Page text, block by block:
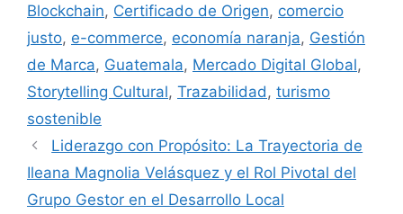
Blockchain, Certificado de Origen, comercio
justo, e-commerce, economía naranja, Gestión
de Marca, Guatemala, Mercado Digital Global,
Storytelling Cultural, Trazabilidad, turismo
sostenible
Liderazgo con Propósito: La Trayectoria de
Ileana Magnolia Velásquez y el Rol Pivotal del
Grupo Gestor en el Desarrollo Local